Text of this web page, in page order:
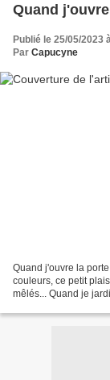
Quand
Publié le 25/05/2023
Par Capucyne
Quand j'ouvre la
couleurs, ce petit
mêlés... Quand je